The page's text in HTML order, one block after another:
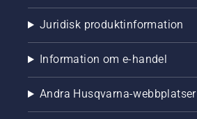
Juridisk produktinformation
Information om e-handel
Andra Husqvarna-webbplatser